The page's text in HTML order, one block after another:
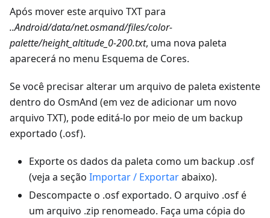
Após mover este arquivo TXT para
..Android/data/net.osmand/files/color-
palette/height_altitude_0-200.txt, uma nova paleta
aparecerá no menu Esquema de Cores.
Se você precisar alterar um arquivo de paleta existente
dentro do OsmAnd (em vez de adicionar um novo
arquivo TXT), pode editá-lo por meio de um backup
exportado (.osf).
Exporte os dados da paleta como um backup .osf
(veja a seção Importar / Exportarabaixo).
Descompacte o .osf exportado. O arquivo .osf é
um arquivo .zip renomeado. Faça uma cópia do